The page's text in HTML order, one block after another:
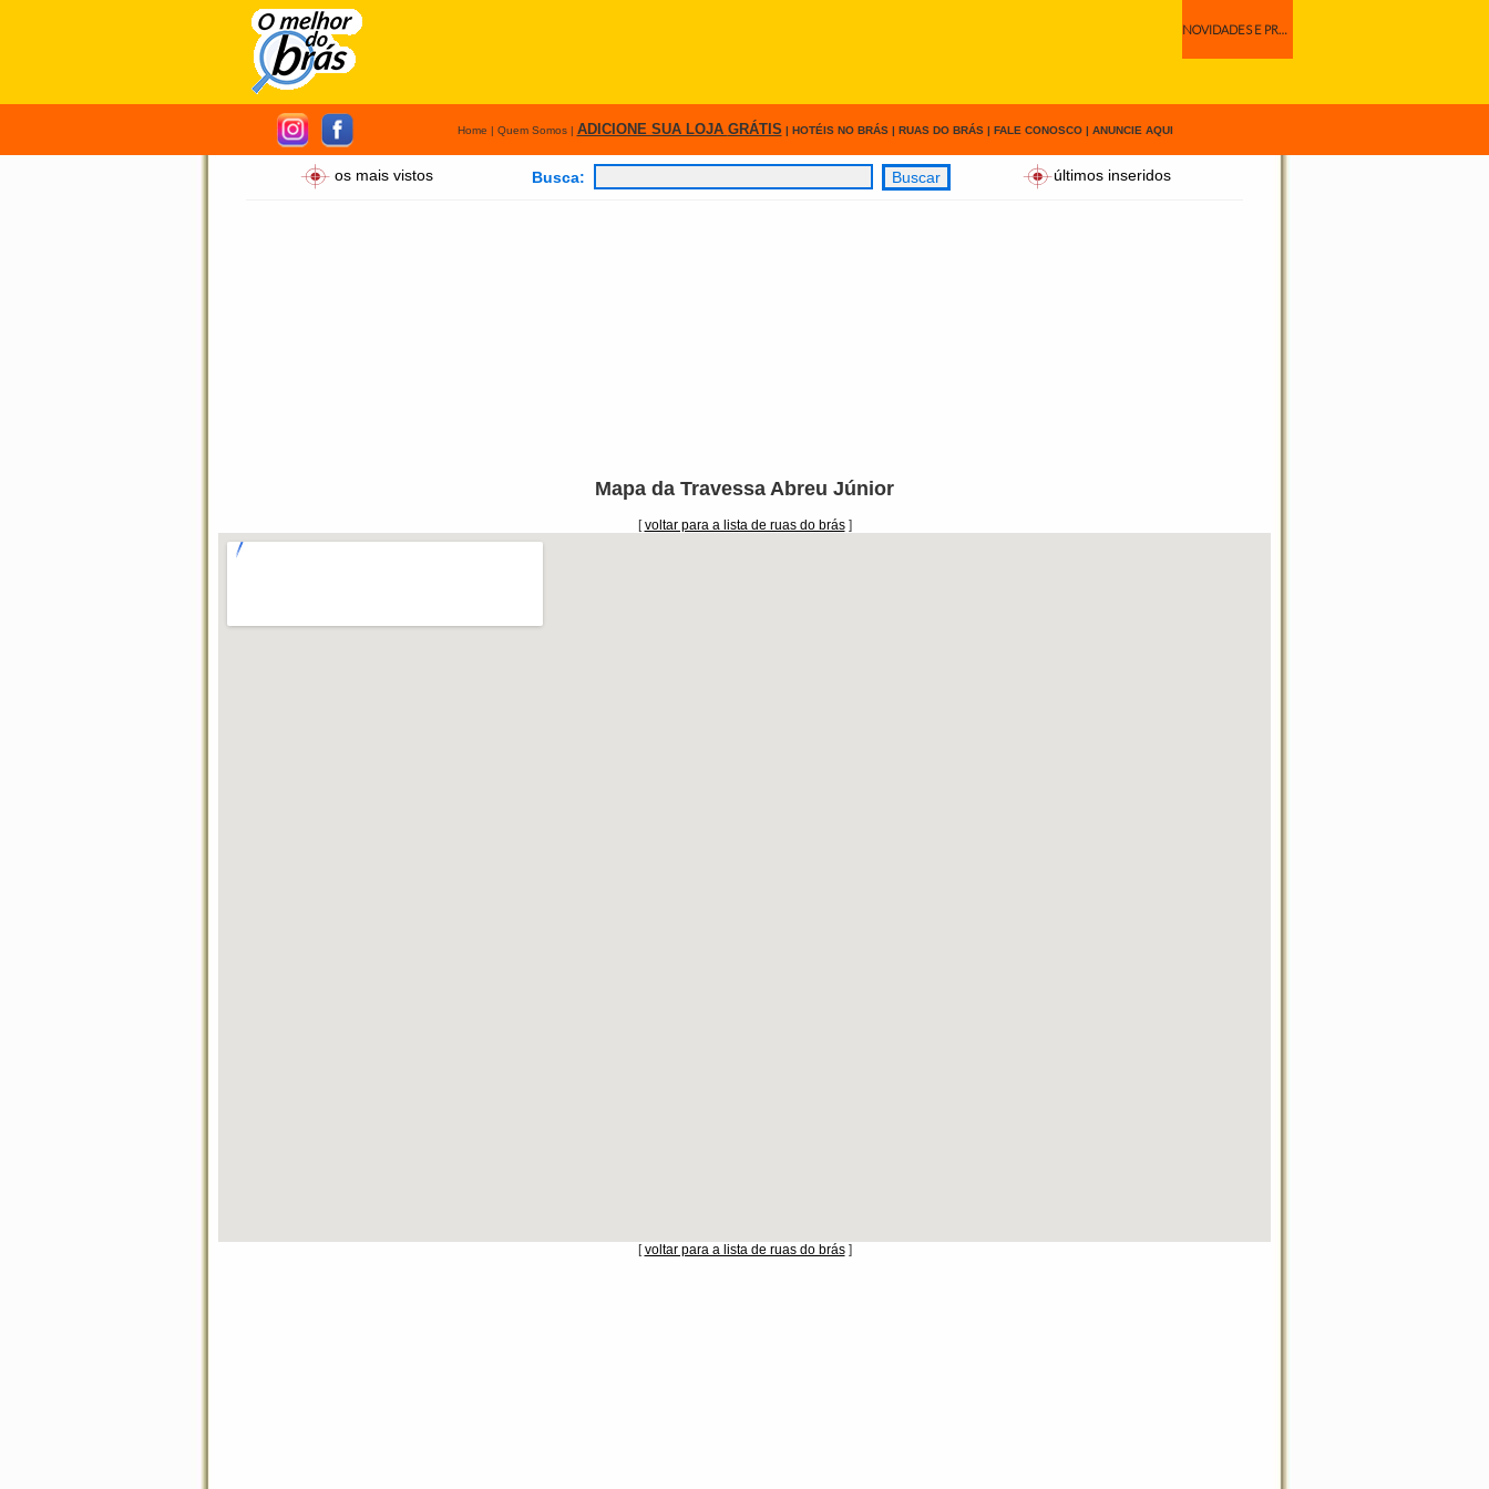
Home | Quem Somos| ADICIONE SUA LOJA GRÁTIS | HOTÉIS NO BRÁS| RUAS DO BRÁS| FALE CONOSCO| ANUNCIE AQUI
os mais vistos Busca: últimos inseridos
NOVIDADES E PROMOÇÕES
Mapa da Travessa Abreu Júnior
[voltar para a lista de ruas do brás]
[voltar para a lista de ruas do brás]